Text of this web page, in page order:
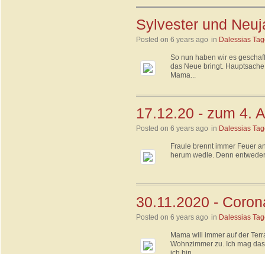
Sylvester und
Posted on 6 years ago in Dalessias
So nun haben wir es
das Neue bringt.
Mama...
17.12.20 - zum 4.
Posted on 6 years ago in Dalessias
Fraule brennt immer Feuer
herum wedle. Denn
30.11.2020 -
Posted on 6 years ago in Dalessias
Mama will immer auf der
Wohnzimmer zu. Ich mag